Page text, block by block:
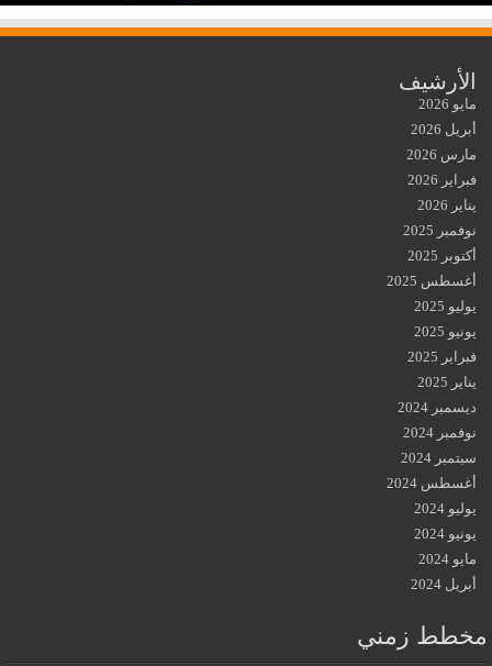
الأرشيف
مايو 2026
أبريل 2026
مارس 2026
فبراير 2026
يناير 2026
نوفمبر 2025
أكتوبر 2025
أغسطس 2025
يوليو 2025
يونيو 2025
فبراير 2025
يناير 2025
ديسمبر 2024
نوفمبر 2024
سبتمبر 2024
أغسطس 2024
يوليو 2024
يونيو 2024
مايو 2024
أبريل 2024
مخطط زمني